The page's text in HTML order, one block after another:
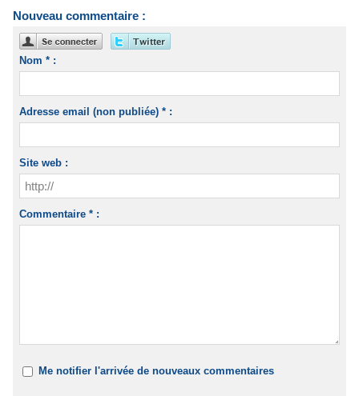
Nouveau commentaire :
Nom * :
Adresse email (non publiée) * :
Site web :
Commentaire * :
Me notifier l'arrivée de nouveaux commentaires